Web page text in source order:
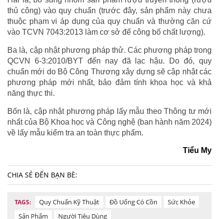
thủ công) vào quy chuẩn (trước đây, sản phẩm này chưa
thuộc phạm vi áp dụng của quy chuẩn và thường căn cứ
vào TCVN 7043:2013 làm cơ sở để công bố chất lượng).
Ba là, cập nhật phương pháp thử. Các phương pháp trong
QCVN 6-3:2010/BYT đến nay đã lạc hậu. Do đó, quy
chuẩn mới do Bộ Công Thương xây dựng sẽ cập nhật các
phương pháp mới nhất, bảo đảm tính khoa học và khả
năng thực thi.
Bốn là, cập nhật phương pháp lấy mẫu theo Thông tư mới
nhất của Bộ Khoa học và Công nghệ (ban hành năm 2024)
về lấy mẫu kiểm tra an toàn thực phẩm.
Tiểu My
CHIA SẺ ĐẾN BẠN BÈ:
TAGS: Quy Chuẩn Kỹ Thuật Đồ Uống Có Cồn
Sức Khỏe
Sản Phẩm
Người Tiêu Dùng